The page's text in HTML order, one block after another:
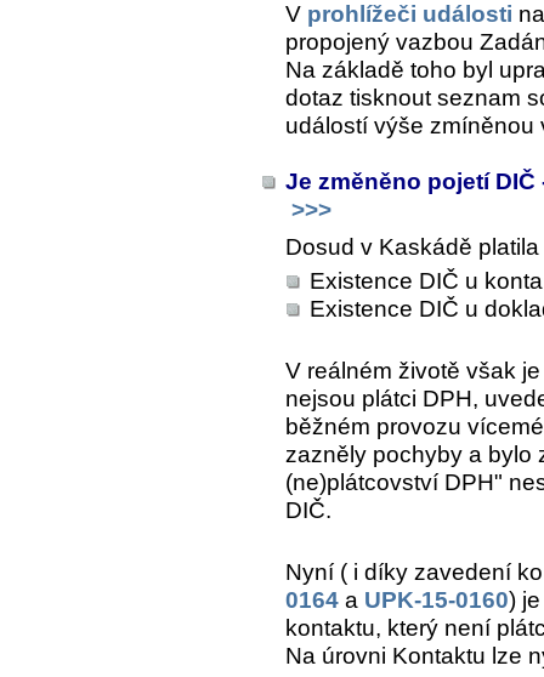
V prohlížeči události
propojený vazbou
Na základě toho byl
dotaz tisknout seznam
událostí výše zmíněnou
Je změněno pojetí
>>>
Dosud v Kaskádě
Existence DIČ u
Existence DIČ u
V reálném životě však
nejsou plátci DPH,
běžném provozu
zazněly pochyby a bylo
(ne)plátcovství DPH"
DIČ.
Nyní ( i díky zavedení
0164 a UPK-15-0160)
kontaktu, který není
Na úrovni Kontaktu lze